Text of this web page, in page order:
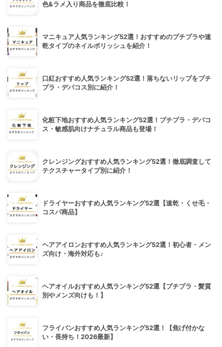
色&ラメ入り商品を徹底比較！
マニキュア人気ランキング52選！おすすめのプチプラや速
乾タイプのネイルポリッシュを紹介！
口紅おすすめ人気ランキング52選！落ちないリップをプチ
プラ・デパコス別に紹介！
化粧下地おすすめ人気ランキング52選！プチプラ・デパコ
ス・敏感肌向けナチュラル商品も登場！
クレンジングおすすめ人気ランキング52選！徹底調査して
テクスチャータイプ別に紹介！
ドライヤーおすすめ人気ランキング52選【速乾・くせ毛・
コスパ商品】
ヘアアイロンおすすめ人気ランキング52選！初心者・メン
ズ向け・海外対応も♪
ヘアオイルおすすめ人気ランキング52選【プチプラ・髪質
別やメンズ向けも！】
フライパンおすすめ人気ランキング52選！【焦げ付かな
い・長持ち！2026最新】